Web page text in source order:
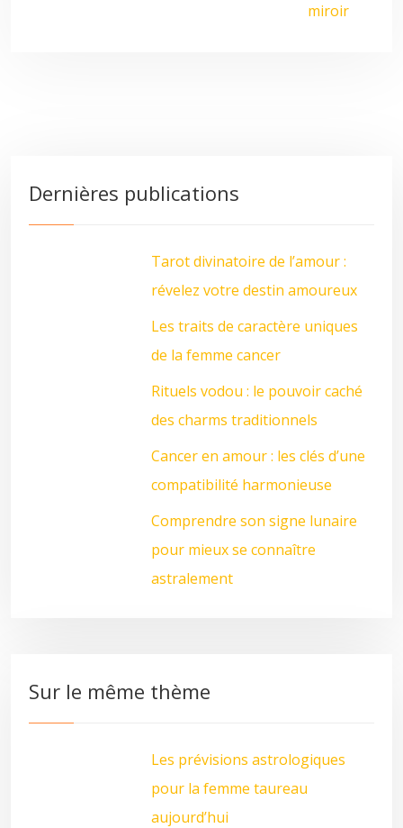
miroir
Dernières publications
Tarot divinatoire de l’amour :
révelez votre destin amoureux
Les traits de caractère uniques
de la femme cancer
Rituels vodou : le pouvoir caché
des charms traditionnels
Cancer en amour : les clés d’une
compatibilité harmonieuse
Comprendre son signe lunaire
pour mieux se connaître
astralement
Sur le même thème
Les prévisions astrologiques
pour la femme taureau
aujourd’hui